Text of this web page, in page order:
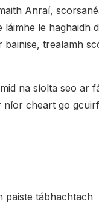
Anraí,
le haghaidh
trealamh
na síolta seo ar
níor cheart go
tábhachtach